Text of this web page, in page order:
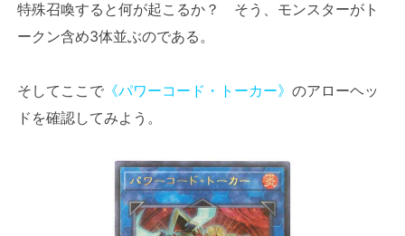
特殊召喚すると何が起こるか？ そう、モンスターがト
ークン含め3体並ぶのである。
そしてここで 《パワーコード・トーカー》 のアローヘッ
ドを確認してみよう。